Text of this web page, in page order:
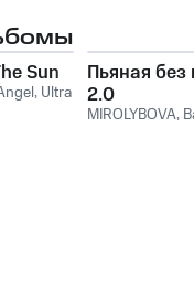
Sun
, Ultra
Пьяная без
2.0
MIROLYBOVA,